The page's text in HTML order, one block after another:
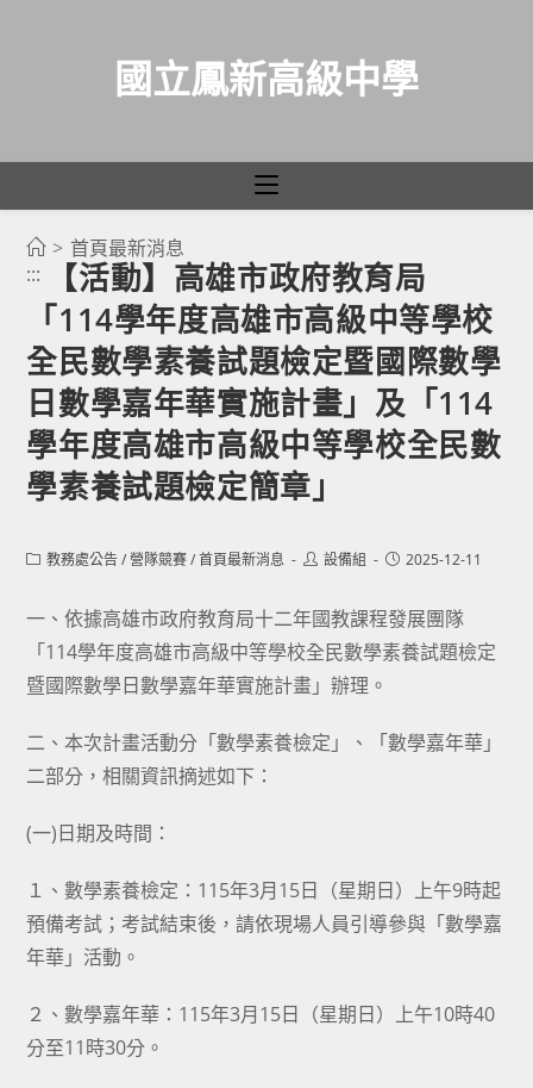
國立鳳新高級中學
> 首頁最新消息
:::
【活動】高雄市政府教育局
「114學年度高雄市高級中等學校
全民數學素養試題檢定暨國際數學
日數學嘉年華實施計畫」及「114
學年度高雄市高級中等學校全民數
學素養試題檢定簡章」
Post教務處公告 / 營隊競賽 / 首頁最新消息
Post設備組
Post2025-12-11
一、依據高雄市政府教育局十二年國教課程發展團隊
「114學年度高雄市高級中等學校全民數學素養試題檢定
暨國際數學日數學嘉年華實施計畫」辦理。
二、本次計畫活動分「數學素養檢定」、「數學嘉年華」
二部分，相關資訊摘述如下：
(一)日期及時間：
１、數學素養檢定：115年3月15日（星期日）上午9時起
預備考試；考試結束後，請依現場人員引導參與「數學嘉
年華」活動。
２、數學嘉年華：115年3月15日（星期日）上午10時40
分至11時30分。